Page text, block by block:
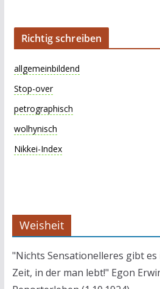
Richtig schreiben
allgemeinbildend
Stop-over
petrographisch
wolhynisch
Nikkei-Index
Weisheit
"Nichts Sensationelleres gibt es
Zeit, in der man lebt!" Egon